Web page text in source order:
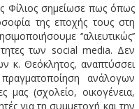
Φίλιος σημείωσε πως όπως
της εποχής τους στη
‘’αλιευτικώς’’
των social media. Δεν
κ. Θεόκλητος, αναπτύσσει
ανάλογων
(σχολείο, οικογένεια,
για τη συμμετοχή και την